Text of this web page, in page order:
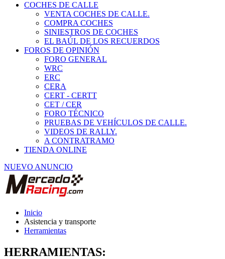
COCHES DE CALLE
VENTA COCHES DE CALLE.
COMPRA COCHES
SINIESTROS DE COCHES
EL BAÚL DE LOS RECUERDOS
FOROS DE OPINIÓN
FORO GENERAL
WRC
ERC
CERA
CERT - CERTT
CET / CER
FORO TÉCNICO
PRUEBAS DE VEHÍCULOS DE CALLE.
VIDEOS DE RALLY.
A CONTRATRAMO
TIENDA ONLINE
NUEVO ANUNCIO
Inicio
Asistencia y transporte
Herramientas
HERRAMIENTAS: